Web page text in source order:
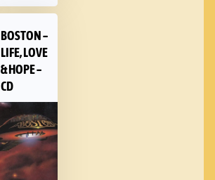
BOSTON –
LIFE, LOVE
& HOPE –
CD